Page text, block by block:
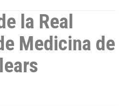
la Real
Medicina de